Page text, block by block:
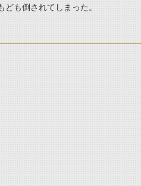
も倒されてしまった。